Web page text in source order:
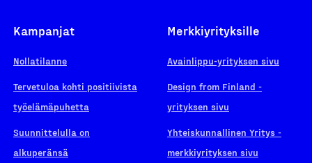
Kampanjat
Nollatilanne
Tervetuloa kohti positiivista
työelämäpuhetta
Suunnittelulla on
alkuperänsä
Merkkiyrityksille
Avainlippu-yrityksen sivu
Design from Finland -
yrityksen sivu
Yhteiskunnallinen Yritys -
merkkiyrityksen sivu